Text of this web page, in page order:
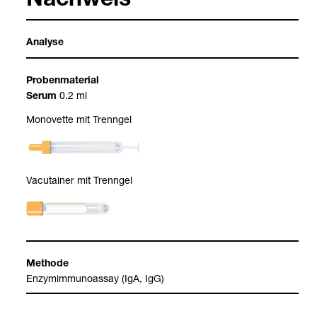
Ana­lyse
Pro­ben­ma­te­rial
Serum 0.2 ml
Mono­vette mit Trenn­gel
Vacu­tai­ner mit Trenn­gel
Methode
Enzym­im­mu­n­oas­say (IgA, IgG)